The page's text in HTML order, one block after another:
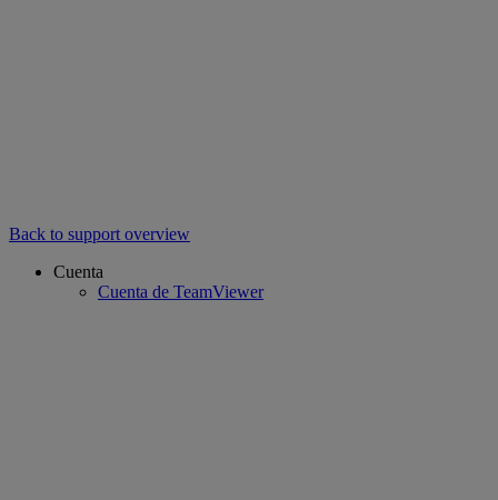
Back to support overview
Cuenta
Cuenta de TeamViewer